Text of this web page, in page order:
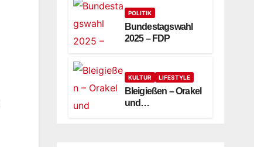
POLITIK
Bundestagswahl
2025 – FDP
KULTUR LIFESTYLE
Bleigießen – Orakel
und